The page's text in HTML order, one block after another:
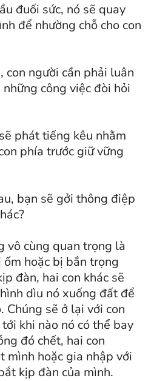
đuối sức, nó sẽ quay
để nhường chỗ cho con
con người cần phải luân
công việc đòi hỏi
phát tiếng kêu nhằm
phía trước giữ vững
bạn sẽ gởi thông điệp
vô cùng quan trọng là
hoặc bị bắn trọng
đàn, hai con khác sẽ
dìu nó xuống đất để
Chúng sẽ ở lại với con
khi nào nó có thể bay
đó chết, hai con
mình hoặc gia nhập với
kịp đàn của mình.